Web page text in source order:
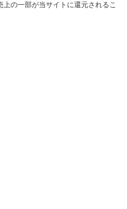
の一部が当サイトに還元されるこ